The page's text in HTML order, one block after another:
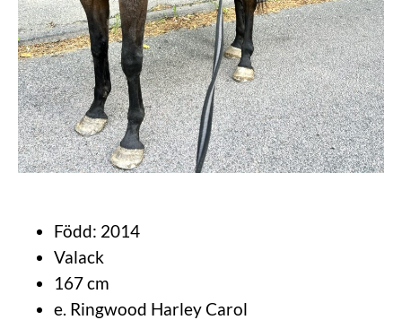
Född: 2014
Valack
167 cm
e. Ringwood Harley Carol